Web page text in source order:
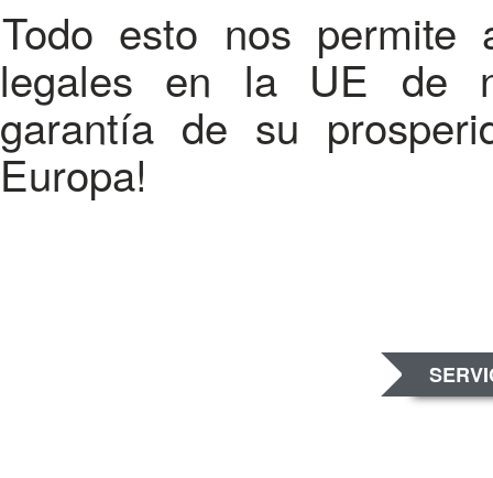
Todo esto nos permite afirmar: cualesquiera servicios
legales en la UE de
garantía de su
Europa!